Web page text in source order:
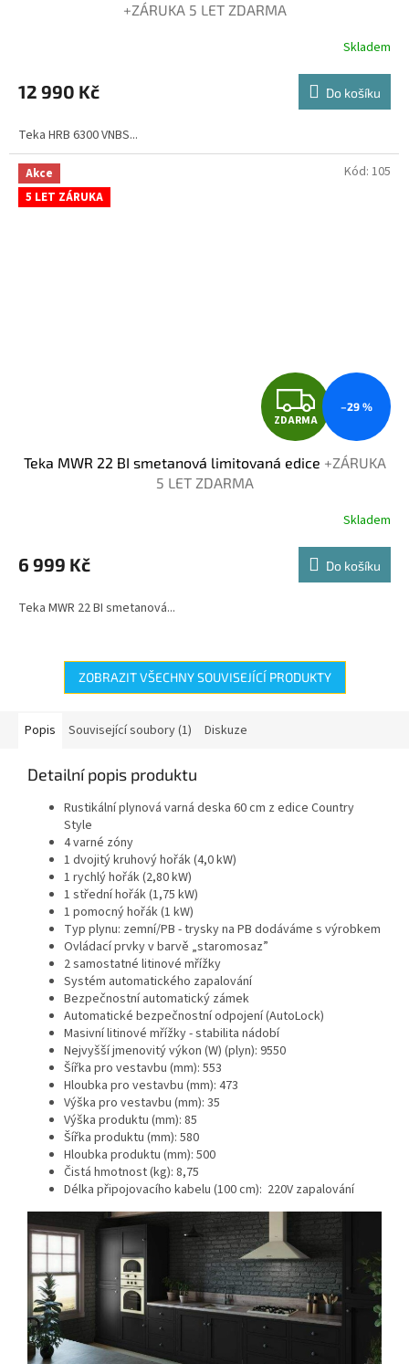
R
M
A
+ZÁRUKA 5 LET ZDARMA
produktu
je
z
5
hvězdiček.
Skladem
12 990 Kč Do košíku
Teka HRB 6300 VNBS...
Akce
5 LET ZÁRUKA
Z
D
A
M
A
ZDARMA
–29 %
Teka MWR 22 BI smetanová limitovaná edice +ZÁRUKA
5 LET ZDARMA
produktu
je
z
Skladem
6 999 Kč Do košíku
Teka MWR 22 BI smetanová...
Kód: 105
ZOBRAZIT VŠECHNY SOUVISEJÍCÍ PRODUKTY
Popis Související soubory (1) Diskuze
Detailní popis produktu
Rustikální plynová varná deska 60 cm z edice Country
Style
4 varné zóny
1 dvojitý kruhový hořák (4,0 kW)
1 rychlý hořák (2,80 kW)
1 střední hořák (1,75 kW)
1 pomocný hořák (1 kW)
Typ plynu: zemní/PB - trysky na PB dodáváme s výrobkem
Ovládací prvky v barvě „staromosaz”
2 samostatné litinové mřížky
Systém automatického zapalování
Bezpečnostní automatický zámek
Automatické bezpečnostní odpojení (AutoLock)
Masivní litinové mřížky - stabilita nádobí
Nejvyšší jmenovitý výkon (W) (plyn): 9550
Šířka pro vestavbu (mm): 553
Hloubka pro vestavbu (mm): 473
Výška pro vestavbu (mm): 35
Výška produktu (mm): 85
Šířka produktu (mm): 580
Hloubka produktu (mm): 500
Čistá hmotnost (kg): 8,75
Délka připojovacího kabelu (100 cm): 220V zapalování